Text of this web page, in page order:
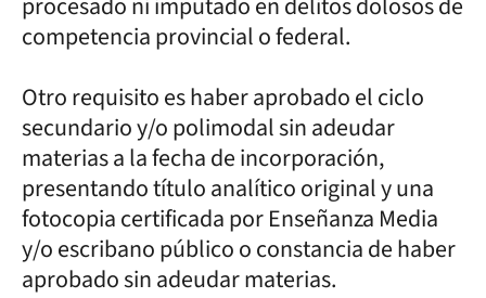
competencia provincial o federal.
Otro requisito es haber aprobado el ciclo
secundario y/o polimodal sin adeudar
materias a la fecha de incorporación,
presentando título analítico original y una
fotocopia certificada por Enseñanza Media
y/o escribano público o constancia de haber
aprobado sin adeudar materias.